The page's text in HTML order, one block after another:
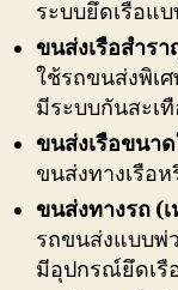
ระบบยึดเรือแ
ขนส่งเรือสำรา
ใช้รถขนส่งพิเ
มีระบบกันสะเ
ขนส่งเรือขนา
ขนส่งทางเรือ
ขนส่งทางรถ (
รถขนส่งแบบพ่
มีอุปกรณ์ยึดเรื